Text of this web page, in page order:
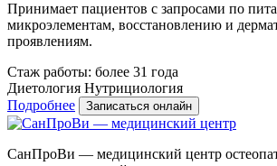
Принимает пациентов с запросами по
микроэлементам, восстановлению и
проявлениям.
Стаж работы: более 31 года
Диетология Нутрициология
Подробнее
Записаться онлайн
СанПроВи — медицинский центр